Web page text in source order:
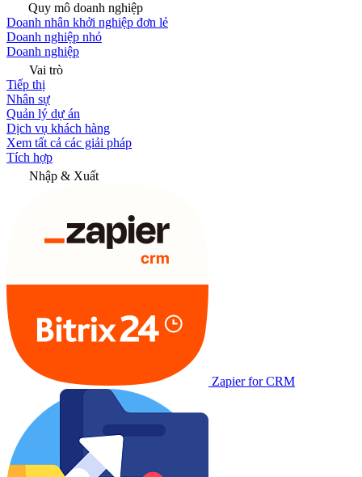
Quy mô doanh nghiệp
Doanh nhân khởi nghiệp đơn lẻ
Doanh nghiệp nhỏ
Doanh nghiệp
Vai trò
Tiếp thị
Nhân sự
Quản lý dự án
Dịch vụ khách hàng
Xem tất cả các giải pháp
Tích hợp
Nhập & Xuất
Zapier for CRM